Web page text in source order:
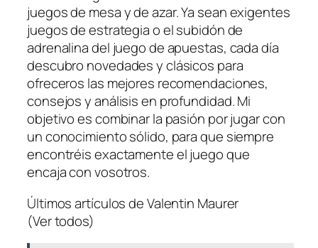
juegos de mesa y de azar. Ya sean exigentes
juegos de estrategia o el subidón de
adrenalina del juego de apuestas, cada día
descubro novedades y clásicos para
ofreceros las mejores recomendaciones,
consejos y análisis en profundidad. Mi
objetivo es combinar la pasión por jugar con
un conocimiento sólido, para que siempre
encontréis exactamente el juego que
encaja con vosotros.
Últimos artículos de Valentin Maurer
(Ver todos)